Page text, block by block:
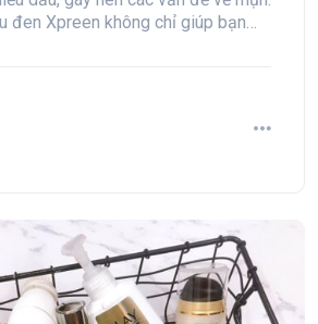
đen Xpreen không chỉ giúp bạn